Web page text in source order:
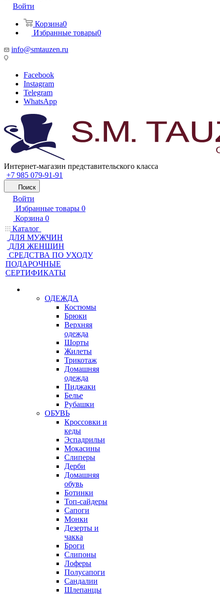
Войти
Корзина0
Избранные товары0
info@smtauzen.ru
Facebook
Instagram
Telegram
WhatsApp
Интернет-магазин представительского класса
+7 985 079-91-91
Поиск
Войти
Избранные товары 0
Корзина 0
Каталог
ДЛЯ МУЖЧИН
ДЛЯ ЖЕНЩИН
CРЕДСТВА ПО УХОДУ
ПОДАРОЧНЫЕ
СЕРТИФИКАТЫ
ОДЕЖДА
Костюмы
Брюки
Верхняя
одежда
Шорты
Жилеты
Трикотаж
Домашняя
одежда
Пиджаки
Белье
Рубашки
ОБУВЬ
Кроссовки и
кеды
Эспадрильи
Мокасины
Слиперы
Дерби
Домашняя
обувь
Ботинки
Топ-сайдеры
Сапоги
Монки
Дезерты и
чакка
Броги
Слипоны
Лоферы
Полусапоги
Сандалии
Шлепанцы